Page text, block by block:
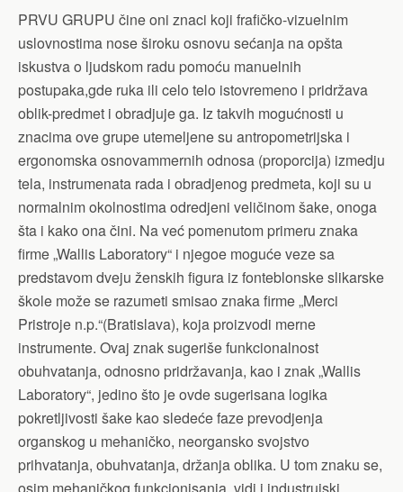
PRVU GRUPU čine oni znaci koji frafičko-vizuelnim
uslovnostima nose široku osnovu sećanja na opšta
iskustva o ljudskom radu pomoću manuelnih
postupaka,gde ruka ili celo telo istovremeno i pridržava
oblik-predmet i obradjuje ga. Iz takvih mogućnosti u
znacima ove grupe utemeljene su antropometrijska i
ergonomska osnovammernih odnosa (proporcija) izmedju
tela, instrumenata rada i obradjenog predmeta, koji su u
normalnim okolnostima odredjeni veličinom šake, onoga
šta i kako ona čini. Na već pomenutom primeru znaka
firme „Wallis Laboratory“ i njegoe moguće veze sa
predstavom dveju ženskih figura iz fonteblonske slikarske
škole može se razumeti smisao znaka firme „Merci
Pristroje n.p.“(Bratislava), koja proizvodi merne
instrumente. Ovaj znak sugeriše funkcionalnost
obuhvatanja, odnosno pridržavanja, kao i znak „Wallis
Laboratory“, jedino što je ovde sugerisana logika
pokretljivosti šake kao sledeće faze prevodjenja
organskog u mehaničko, neorgansko svojstvo
prihvatanja, obuhvatanja, držanja oblika. U tom znaku se,